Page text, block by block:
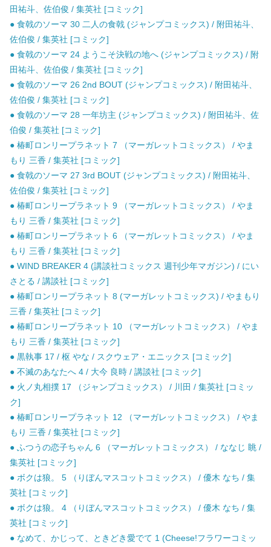
田祐斗、佐伯俊 / 集英社 [コミック]
● 食戟のソーマ 30 二人の食戟 (ジャンプコミックス) / 附田祐斗、
佐伯俊 / 集英社 [コミック]
● 食戟のソーマ 24 ようこそ決戦の地へ (ジャンプコミックス) / 附
田祐斗、佐伯俊 / 集英社 [コミック]
● 食戟のソーマ 26 2nd BOUT (ジャンプコミックス) / 附田祐斗、
佐伯俊 / 集英社 [コミック]
● 食戟のソーマ 28 一年坊主 (ジャンプコミックス) / 附田祐斗、佐
伯俊 / 集英社 [コミック]
● 椿町ロンリープラネット 7 （マーガレットコミックス） / やま
もり 三香 / 集英社 [コミック]
● 食戟のソーマ 27 3rd BOUT (ジャンプコミックス) / 附田祐斗、
佐伯俊 / 集英社 [コミック]
● 椿町ロンリープラネット 9 （マーガレットコミックス） / やま
もり 三香 / 集英社 [コミック]
● 椿町ロンリープラネット 6 （マーガレットコミックス） / やま
もり 三香 / 集英社 [コミック]
● WIND BREAKER 4 (講談社コミックス 週刊少年マガジン) / にい
さとる / 講談社 [コミック]
● 椿町ロンリープラネット 8 (マーガレットコミックス) / やまもり
三香 / 集英社 [コミック]
● 椿町ロンリープラネット 10 （マーガレットコミックス） / やま
もり 三香 / 集英社 [コミック]
● 黒執事 17 / 枢 やな / スクウェア・エニックス [コミック]
● 不滅のあなたへ 4 / 大今 良時 / 講談社 [コミック]
● 火ノ丸相撲 17 （ジャンプコミックス） / 川田 / 集英社 [コミッ
ク]
● 椿町ロンリープラネット 12 （マーガレットコミックス） / やま
もり 三香 / 集英社 [コミック]
● ふつうの恋子ちゃん 6 （マーガレットコミックス） / ななじ 眺 /
集英社 [コミック]
● ボクは狼。 5 （りぼんマスコットコミックス） / 優木 なち / 集
英社 [コミック]
● ボクは狼。 4 （りぼんマスコットコミックス） / 優木 なち / 集
英社 [コミック]
● なめて、かじって、ときどき愛でて 1 (Cheese!フラワーコミッ